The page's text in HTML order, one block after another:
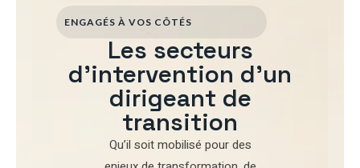
ENGAGÉS À VOS CÔTÉS
Les secteurs
d'intervention d'un
dirigeant de
transition
Qu’il soit mobilisé pourdes